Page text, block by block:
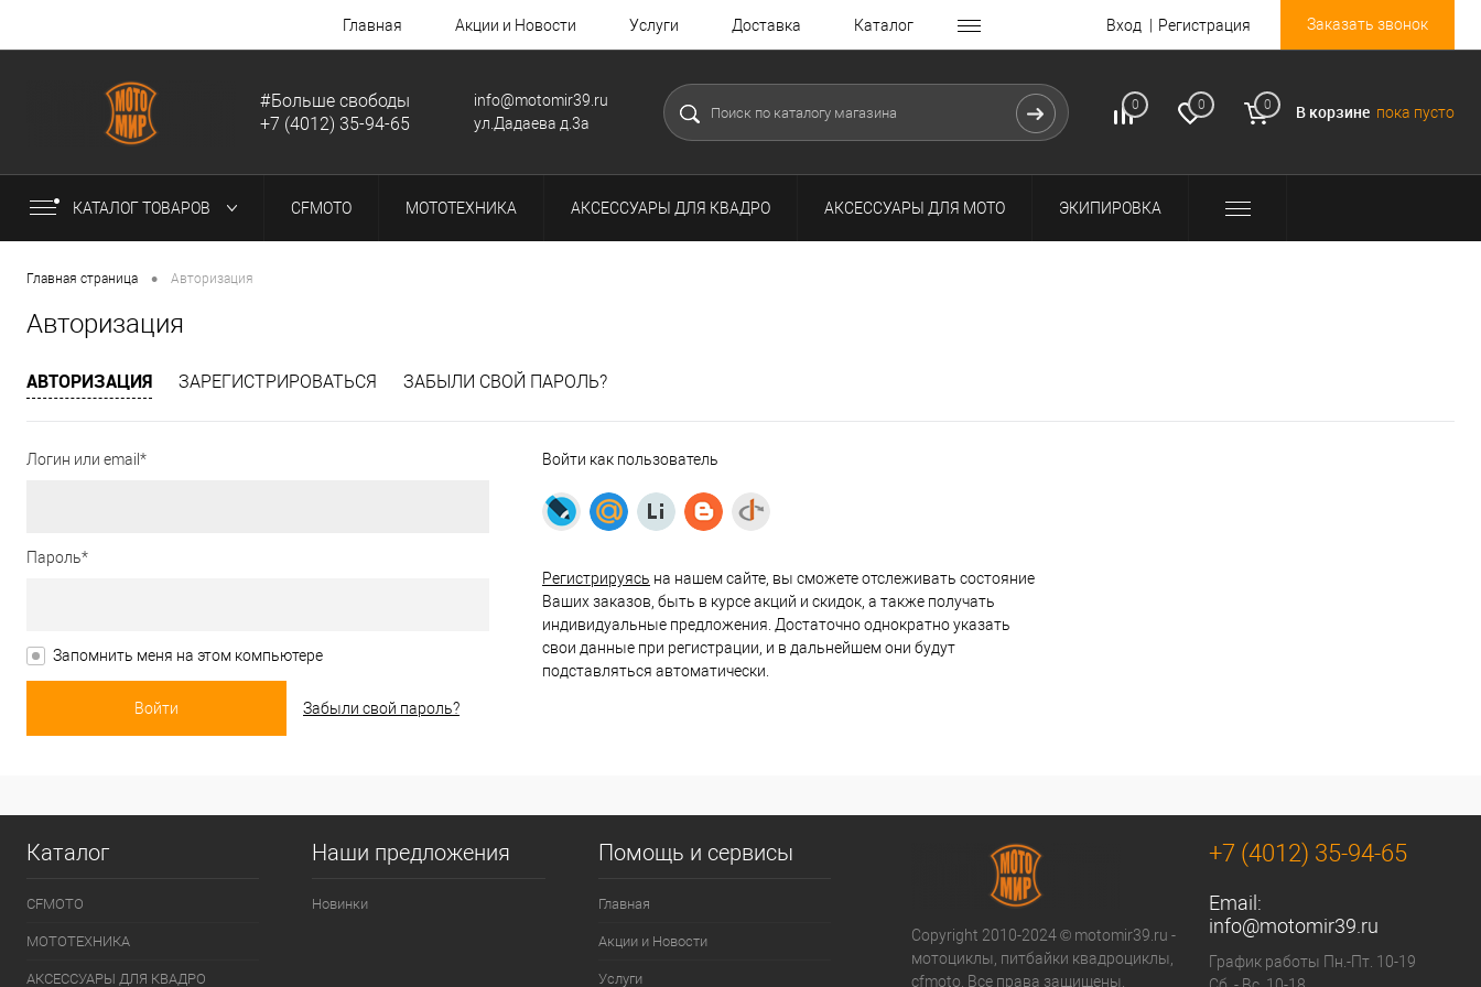
Главная Акции и Новости Услуги Доставка Каталог Вход Регистрация Заказать звонок
#Больше свободы
+7 (4012) 35-94-65
info@motomir39.ru
ул.Дадаева д.3а
0 0 0 В корзине пока пусто
КАТАЛОГ ТОВАРОВ CFMOTO МОТОТЕХНИКА АКСЕССУАРЫ ДЛЯ КВАДРО АКСЕССУАРЫ ДЛЯ МОТО ЭКИПИРОВКА
Главная страница • Авторизация
Авторизация
АВТОРИЗАЦИЯ ЗАРЕГИСТРИРОВАТЬСЯ ЗАБЫЛИ СВОЙ ПАРОЛЬ?
Логин или email*
Пароль*
Запомнить меня на этом компьютере
Забыли свой пароль?
Войти как пользователь
Регистрируясь на нашем сайте, вы сможете отслеживать состояние
Ваших заказов, быть в курсе акций и скидок, а также получать
индивидуальные предложения. Достаточно однократно указать
свои данные при регистрации, и в дальнейшем они будут
подставляться автоматически.
Каталог
CFMOTO
МОТОТЕХНИКА
АКСЕССУАРЫ ДЛЯ КВАДРО
Наши предложения
Новинки
Помощь и сервисы
Главная
Акции и Новости
Услуги
Copyright 2010-2024 © motomir39.ru -
мотоциклы, питбайки квадроциклы,
cfmoto. Все права защищены.
+7 (4012) 35-94-65
Email:
info@motomir39.ru
График работы Пн.-Пт. 10-19